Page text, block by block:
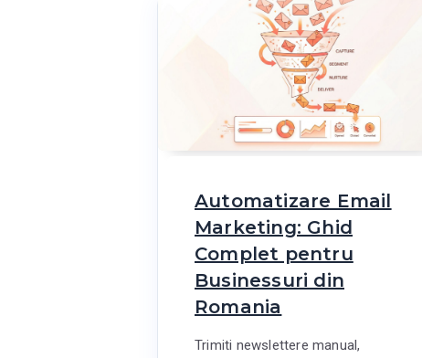
Automatizare Email
Marketing: Ghid
Complet pentru
Businessuri din
Romania
Trimiti newslettere manual,